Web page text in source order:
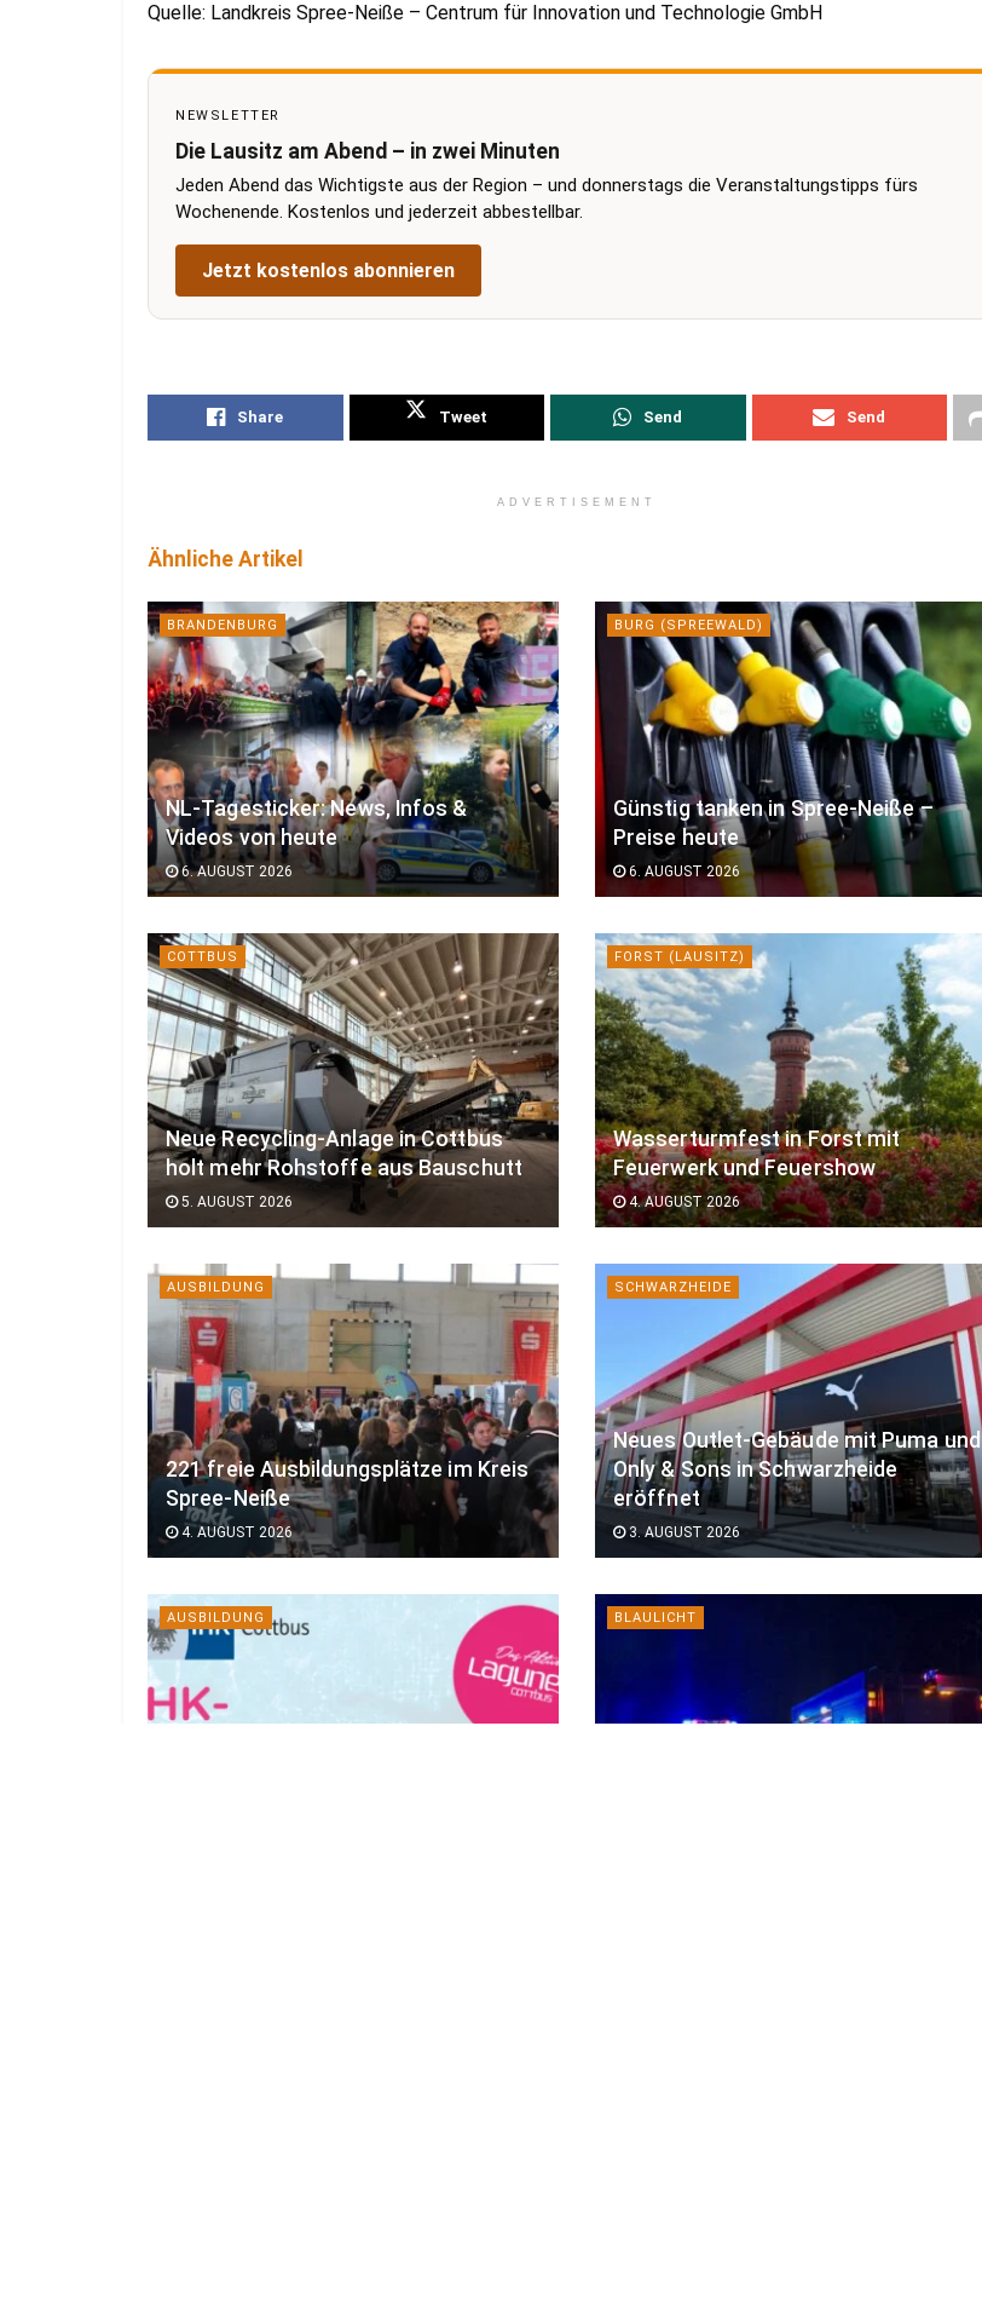
Quelle: Landkreis Spree-Neiße – Centrum für Innovation und Technologie GmbH
NEWSLETTER
Die Lausitz am Abend – in zwei Minuten
Jeden Abend das Wichtigste aus der Region – und donnerstags die Veranstaltungstipps fürs
Wochenende. Kostenlos und jederzeit abbestellbar.
Jetzt kostenlos abonnieren
Share Tweet Send Send
ADVERTISEMENT
Ähnliche Artikel
BRANDENBURG
NL-Tagesticker: News, Infos &
Videos von heute
6. AUGUST 2026
BURG (SPREEWALD)
Günstig tanken in Spree-Neiße –
Preise heute
6. AUGUST 2026
COTTBUS
Neue Recycling-Anlage in Cottbus
holt mehr Rohstoffe aus Bauschutt
5. AUGUST 2026
FORST (LAUSITZ)
Wasserturmfest in Forst mit
Feuerwerk und Feuershow
4. AUGUST 2026
AUSBILDUNG
221 freie Ausbildungsplätze im Kreis
Spree-Neiße
4. AUGUST 2026
SCHWARZHEIDE
Neues Outlet-Gebäude mit Puma und
Only & Sons in Schwarzheide
eröffnet
3. AUGUST 2026
AUSBILDUNG BLAULICHT